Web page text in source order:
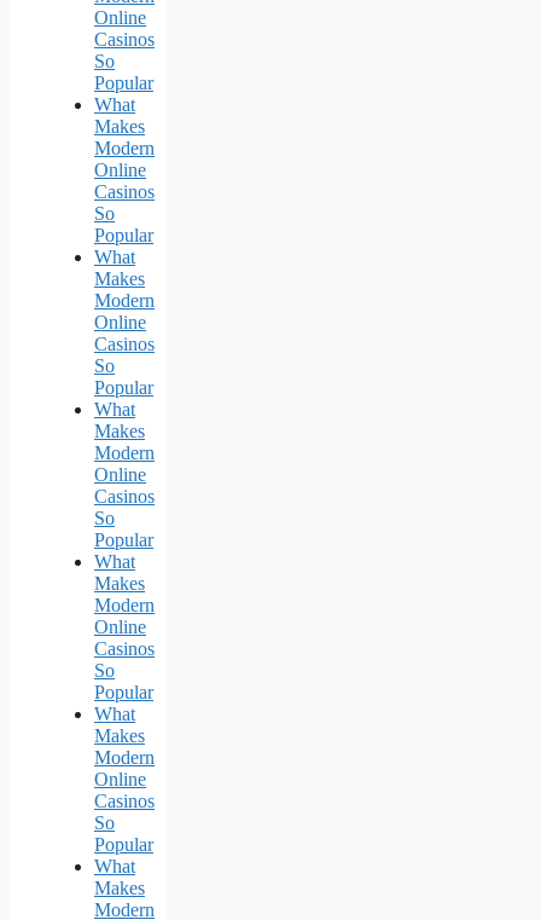
Online
Casinos
So
Popular
What
Makes
Modern
Online
Casinos
So
Popular
What
Makes
Modern
Online
Casinos
So
Popular
What
Makes
Modern
Online
Casinos
So
Popular
What
Makes
Modern
Online
Casinos
So
Popular
What
Makes
Modern
Online
Casinos
So
Popular
What
Makes
Modern